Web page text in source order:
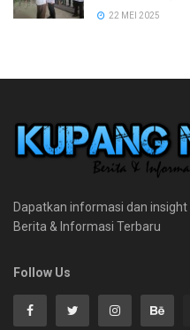
22 MEI 2025
Dapatkan informasi dan
Berita & Informasi Terbaru
Follow Us